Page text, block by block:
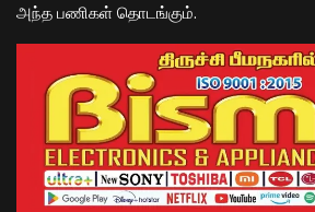
அந்த பணிகள் தொடங்கும்.